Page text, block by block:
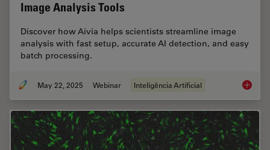
Image Analysis Tools
Discover how Aivia helps scientists streamline image
analysis with fast setup, accurate AI detection, and easy
batch processing.
May 22, 2025 Webinar Inteligência Artificial Get to